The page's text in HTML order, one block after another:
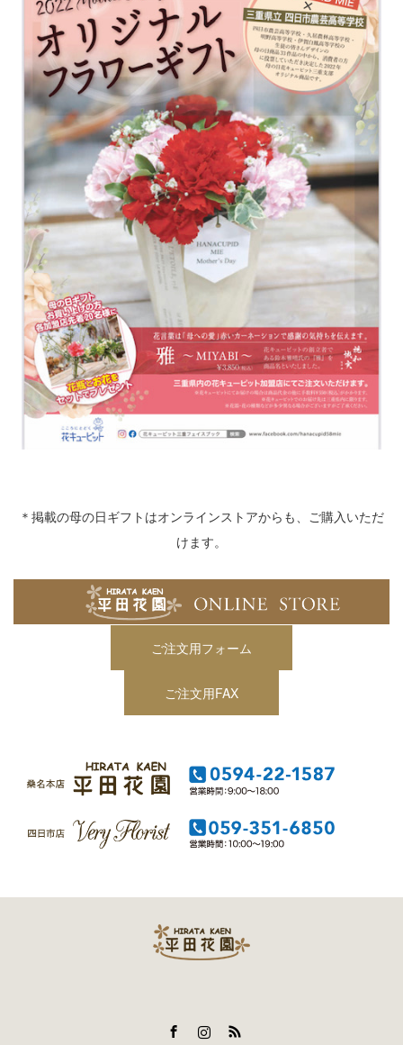
＊掲載の母の日ギフトはオンラインストアからも、ご購入いただ
けます。
ご注文用フォーム
ご注文用FAX